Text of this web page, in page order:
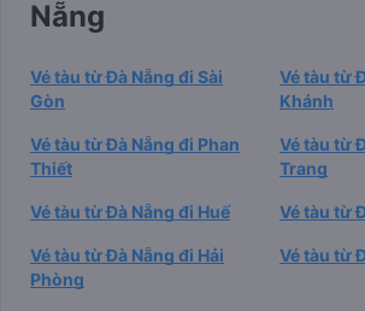
Nẵng
Vé tàu từ Đà Nẵng đi Sài
Gòn
Vé tàu từ
Khánh
Vé tàu từ Đà Nẵng đi Phan
Thiết
Vé tàu từ
Trang
Vé tàu từ Đà Nẵng đi Huế Vé tàu từ
Vé tàu từ Đà Nẵng đi Hải
Phòng
Vé tàu từ